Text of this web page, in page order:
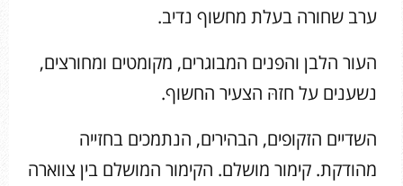
ערב שחורה בעלת מחשוף נדיב.
העור הלבן והפנים המבוגרים, מקומטים ומחורצים,
נשענים על חזהּ הצעיר החשוף.
השדיים הזקופים, הבהירים, הנתמכים בחזייה
מהודקת. קימור מושלם. הקימור המושלם בין צווארה